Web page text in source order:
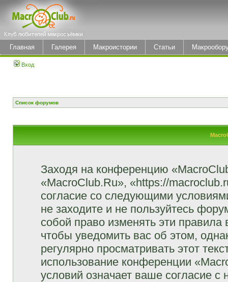
Главная Галерея Макроистории Статьи
Вход
Список форумов
Заходя на конференцию
«MacroClub.Ru», «https://
согласие со следующими
не заходите и не пользуйтесь
собой право изменять эти
чтобы уведомить вас об этом,
регулярно просматривать этот
использование конференции
условий означает ваше согласие с